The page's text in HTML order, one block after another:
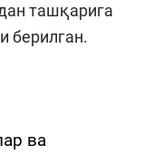
ташқарига
берилган.
ва